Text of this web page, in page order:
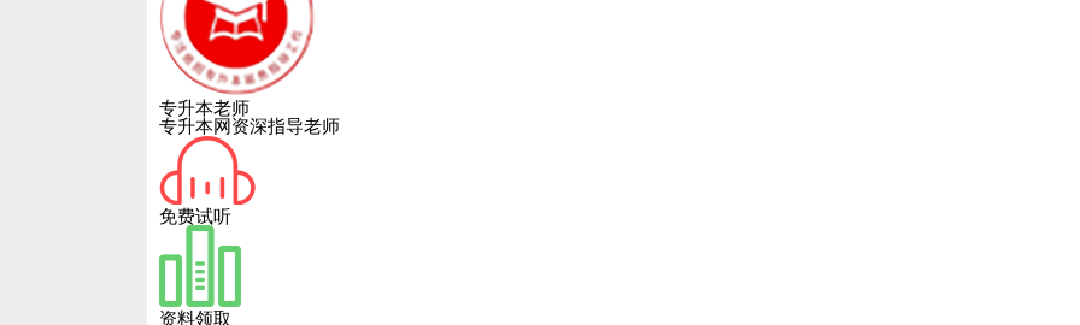
专升本老师
专升本网资深指导老师
免费试听
资料领取